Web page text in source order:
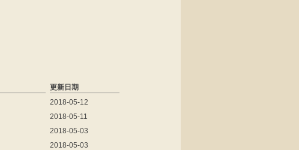
更新日期
2018-05-12
2018-05-11
2018-05-03
2018-05-03